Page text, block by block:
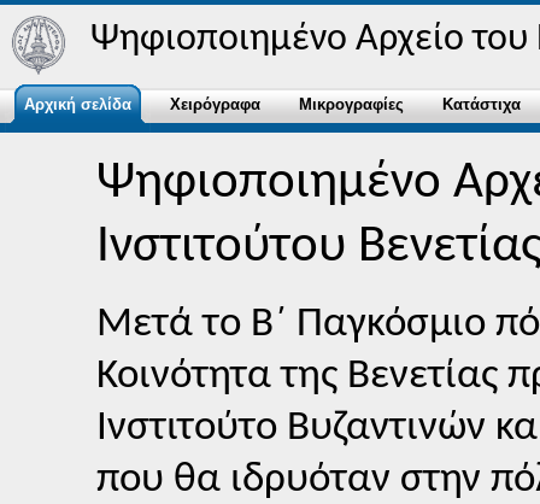
Ψηφιοποιημένο Αρχείο του
Αρχική σελίδα Χειρόγραφα Μικρογραφίες Κατάστιχα
Ψηφιοποιημένο
Ινστιτούτου
Μετά το Β΄ Παγκόσμιο
Κοινότητα της Βενετίας
Ινστιτούτο Βυζαντινών
που θα ιδρυόταν στην